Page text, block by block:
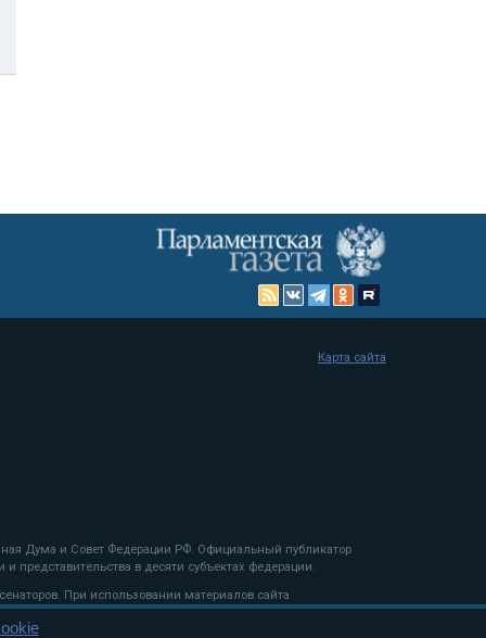
Дума и Совет Федерации РФ. Официальный публикатор
представительства в десяти субъектах федерации.
При использовании материалов сайта
Карта сайта